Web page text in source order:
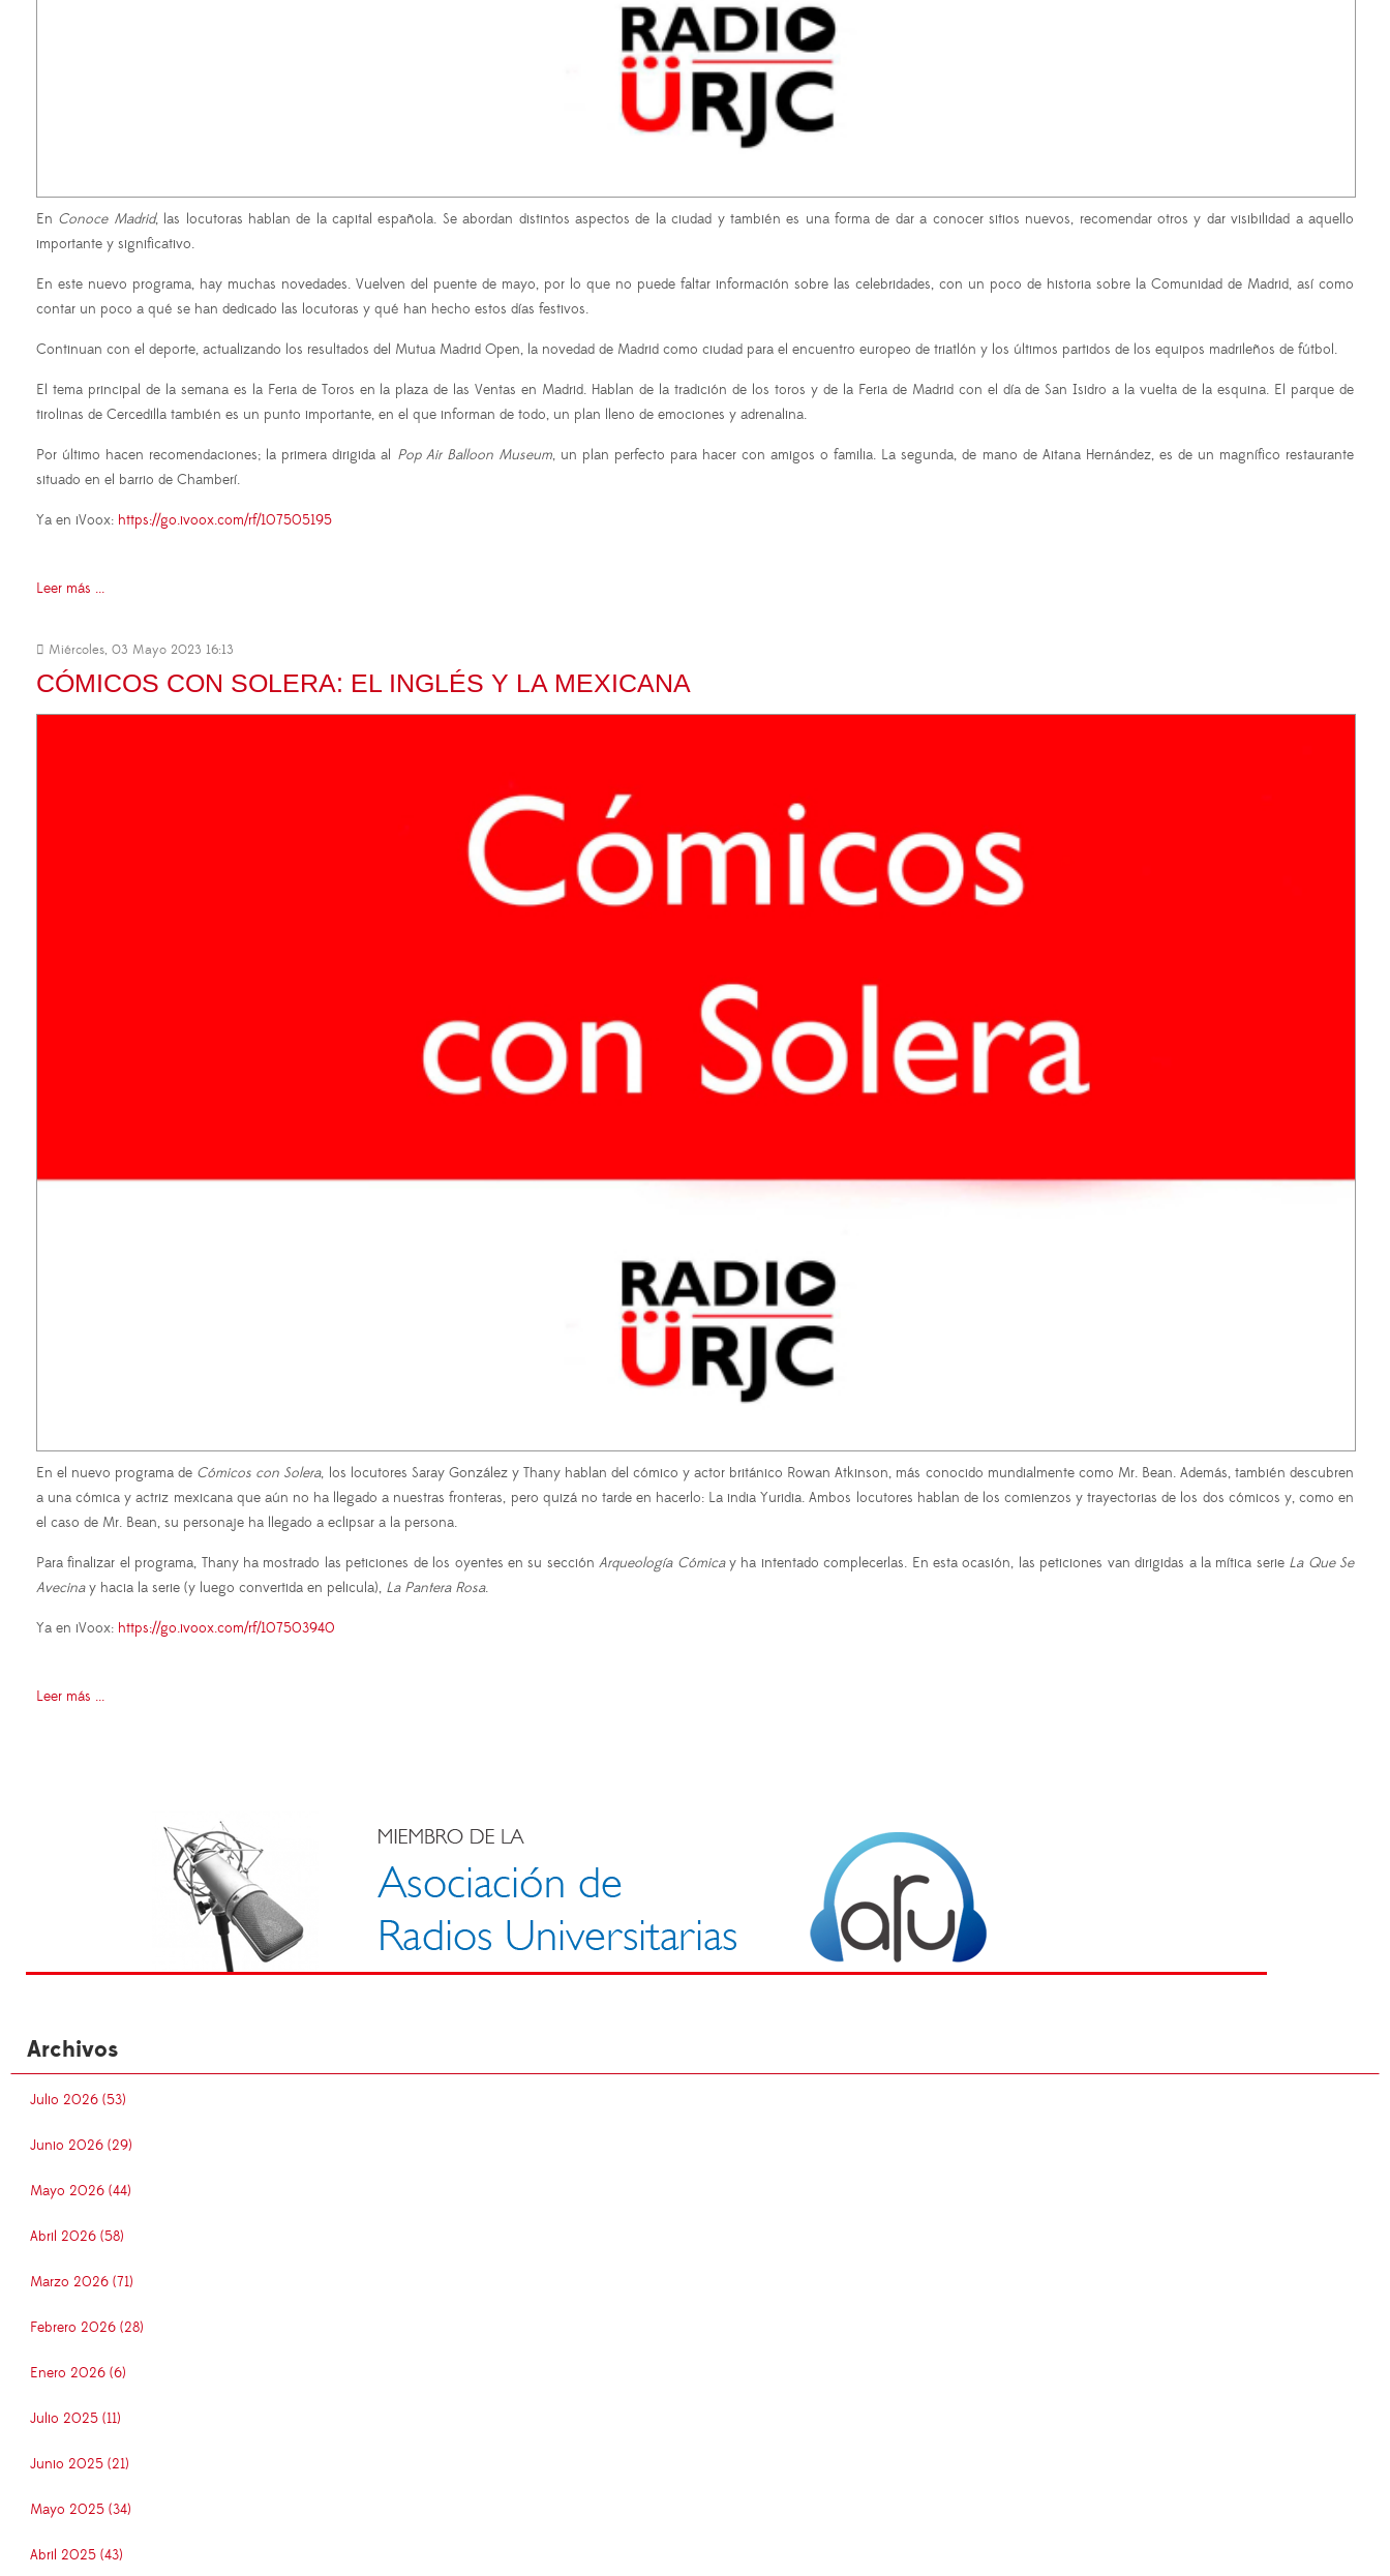
En Conoce Madrid, las locutoras hablan de la capital española. Se abordan distintos aspectos de la ciudad y también es una forma de dar a conocer sitios nuevos, recomendar otros y dar visibilidad a aquello
importante y significativo.
En este nuevo programa, hay muchas novedades. Vuelven del puente de mayo, por lo que no puede faltar información sobre las celebridades, con un poco de historia sobre la Comunidad de Madrid, así como
contar un poco a qué se han dedicado las locutoras y qué han hecho estos días festivos.
Continuan con el deporte, actualizando los resultados del Mutua Madrid Open, la novedad de Madrid como ciudad para el encuentro europeo de triatlón y los últimos partidos de los equipos madrileños de fútbol.
El tema principal de la semana es la Feria de Toros en la plaza de las Ventas en Madrid. Hablan de la tradición de los toros y de la Feria de Madrid con el día de San Isidro a la vuelta de la esquina. El parque de
tirolinas de Cercedilla también es un punto importante, en el que informan de todo, un plan lleno de emociones y adrenalina.
Por último hacen recomendaciones; la primera dirigida al Pop Air Balloon Museum, un plan perfecto para hacer con amigos o familia. La segunda, de mano de Aitana Hernández, es de un magnífico restaurante
situado en el barrio de Chamberí.
Ya en iVoox: https://go.ivoox.com/rf/107505195
Leer más ...
Miércoles, 03 Mayo 2023 16:13
CÓMICOS CON SOLERA: EL INGLÉS Y LA MEXICANA
En el nuevo programa de Cómicos con Solera, los locutores Saray González y Thany hablan del cómico y actor británico Rowan Atkinson, más conocido mundialmente como Mr. Bean. Además, también descubren
a una cómica y actriz mexicana que aún no ha llegado a nuestras fronteras, pero quizá no tarde en hacerlo: La india Yuridia. Ambos locutores hablan de los comienzos y trayectorias de los dos cómicos y, como en
el caso de Mr. Bean, su personaje ha llegado a eclipsar a la persona.
Para finalizar el programa, Thany ha mostrado las peticiones de los oyentes en su secciónArqueología Cómicay ha intentado complecerlas. En esta ocasión, las peticiones van dirigidas a la mítica serie La Que Se
Avecinay hacia la serie (y luego convertida en pelicula), La Pantera Rosa.
Ya en iVoox: https://go.ivoox.com/rf/107503940
Leer más ...
Archivos
Julio 2026 (53)
Junio 2026 (29)
Mayo 2026 (44)
Abril 2026 (58)
Marzo 2026 (71)
Febrero 2026 (28)
Enero 2026 (6)
Julio 2025 (11)
Junio 2025 (21)
Mayo 2025 (34)
Abril 2025 (43)